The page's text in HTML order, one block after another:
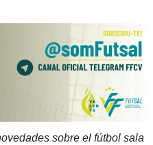
sobre el fútbol sala